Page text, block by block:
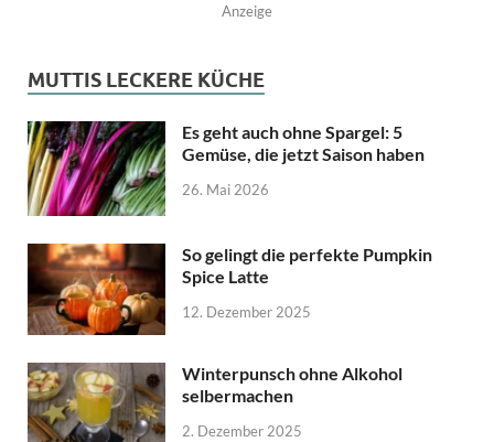
Anzeige
MUTTIS LECKERE KÜCHE
Es geht auch ohne Spargel: 5
Gemüse, die jetzt Saison haben
26. Mai 2026
So gelingt die perfekte Pumpkin
Spice Latte
12. Dezember 2025
Winterpunsch ohne Alkohol
selbermachen
2. Dezember 2025